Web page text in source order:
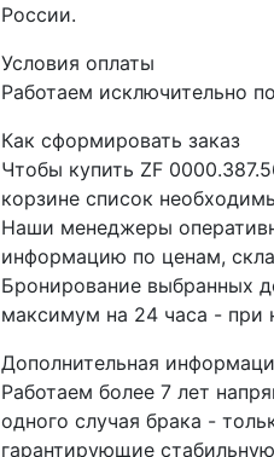
России.
Условия оплаты
Работаем исключительно
Как сформировать заказ
Чтобы купить ZF
корзине список
Наши менеджеры
информацию по ценам,
Бронирование выбранных
максимум на 24 часа - при
Дополнительная
Работаем более 7 лет
одного случая брака -
гарантирующие